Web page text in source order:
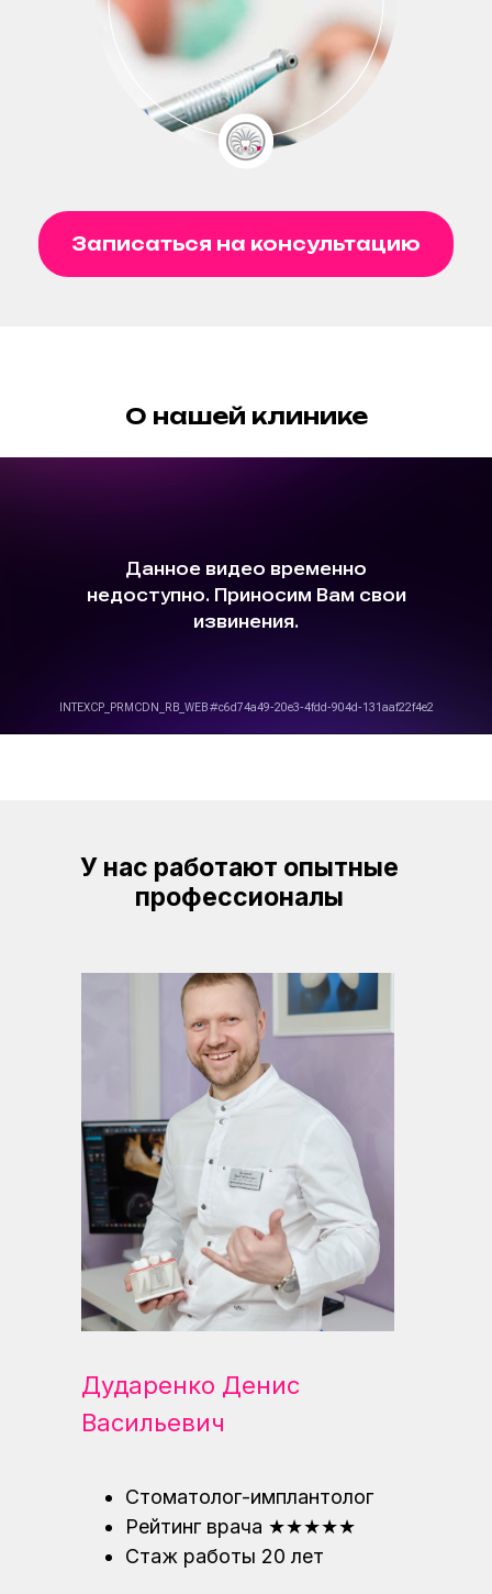
Записаться на консультацию
О нашей клинике
У нас работают опытные
профессионалы
Стоматолог-имплантолог
Рейтинг врача ★★★★★
Стаж работы 20 лет
Дударенко Денис
Васильевич